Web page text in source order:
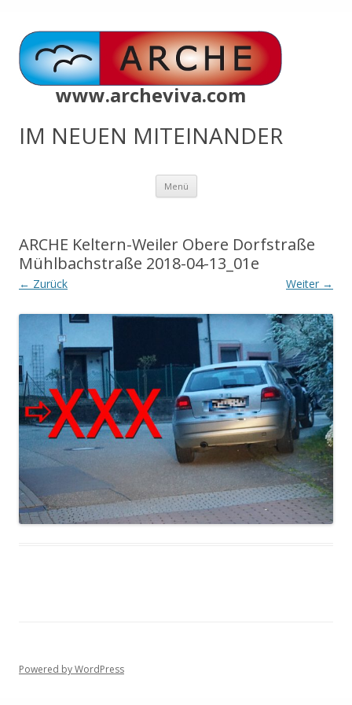
www.archeviva.com
IM NEUEN MITEINANDER
Menü Zum
springen
ARCHE Keltern-Weiler Obere Dorfstraße
Mühlbachstraße 2018-04-13_01e
← Zurück Weiter →
Powered by WordPress